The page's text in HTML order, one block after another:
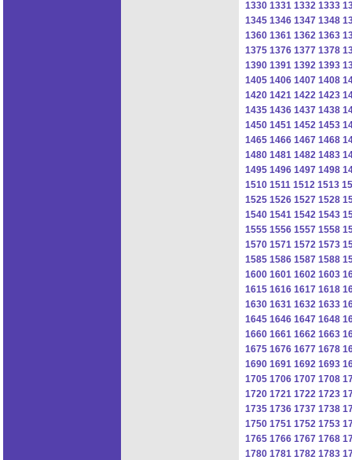
1330 1331 1332 1333
1345 1346 1347 1348
1360 1361 1362 1363
1375 1376 1377 1378
1390 1391 1392 1393
1405 1406 1407 1408
1420 1421 1422 1423
1435 1436 1437 1438
1450 1451 1452 1453
1465 1466 1467 1468
1480 1481 1482 1483
1495 1496 1497 1498
1510 1511 1512 1513
1525 1526 1527 1528
1540 1541 1542 1543
1555 1556 1557 1558
1570 1571 1572 1573
1585 1586 1587 1588
1600 1601 1602 1603
1615 1616 1617 1618
1630 1631 1632 1633
1645 1646 1647 1648
1660 1661 1662 1663
1675 1676 1677 1678
1690 1691 1692 1693
1705 1706 1707 1708
1720 1721 1722 1723
1735 1736 1737 1738
1750 1751 1752 1753
1765 1766 1767 1768
1780 1781 1782 1783